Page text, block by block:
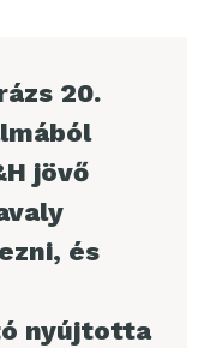
20.
jövő
és
nyújtotta